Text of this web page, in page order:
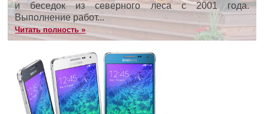
и беседок из северного леса с 2001 года.
Выполнение работ...
Читать полность »